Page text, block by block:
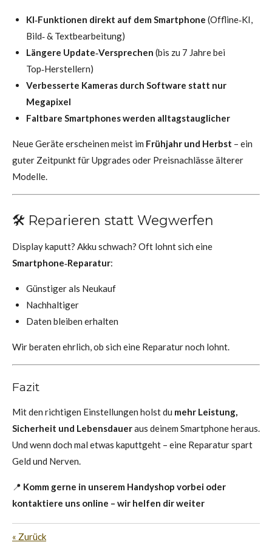
KI‑Funktionen direkt auf dem Smartphone (Offline‑KI,
Bild‑ & Textbearbeitung)
Längere Update‑Versprechen (bis zu 7 Jahre bei
Top‑Herstellern)
Verbesserte Kameras durch Software statt nur
Megapixel
Faltbare Smartphones werden alltagstauglicher
Neue Geräte erscheinen meist im Frühjahr und Herbst – ein
guter Zeitpunkt für Upgrades oder Preisnachlässe älterer
Modelle.
🛠️ Reparieren statt Wegwerfen
Display kaputt? Akku schwach? Oft lohnt sich eine
Smartphone‑Reparatur:
Günstiger als Neukauf
Nachhaltiger
Daten bleiben erhalten
Wir beraten ehrlich, ob sich eine Reparatur noch lohnt.
Fazit
Mit den richtigen Einstellungen holst du mehr Leistung,
Sicherheit und Lebensdaueraus deinem Smartphone heraus.
Und wenn doch mal etwas kaputtgeht – eine Reparatur spart
Geld und Nerven.
📍 Komm gerne in unserem Handyshop vorbei oder
kontaktiere uns online – wir helfen dir weiter
« Zurück